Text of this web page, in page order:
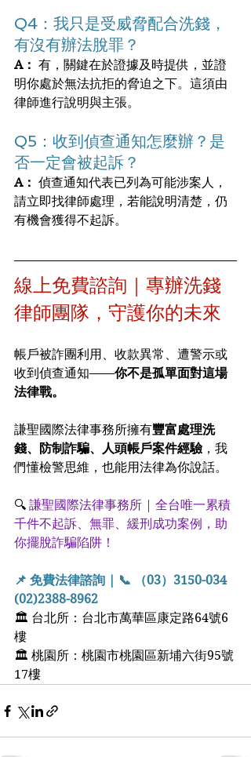
Q4：我只是受威脅配合洗錢，
有沒有辦法脫罪？
A： 有，關鍵在於證據及時提供，並證
明你處於無法抗拒的脅迫之下。這須由
律師進行說明與主張。
Q5：收到偵查通知怎麼辦？是
否一定會被起訴？
A： 偵查通知代表已列為可能涉案人，
請立即找律師處理，若能說明清楚，仍
有機會獲得不起訴。
線上免費諮詢｜專辦洗錢
律師團隊，守護你的未來
帳戶被詐團利用、收款異常、遭警示或
收到偵查通知——你不是孤單面對這場
法律戰。
謙聖國際法律事務所擁有豐富處理洗
錢、防制詐騙、人頭帳戶案件經驗，我
們懂檢警思維，也能用法律為你說話。
🔍 謙聖國際法律事務所 | 全台唯一累積
千件不起訴、無罪、緩刑成功案例，助
你擺脫詐騙陷阱！
📌 免費法律諮詢 | 📞 （03）3150-034
(02)2388-8962
🏛 台北所：台北市萬華區康定路64號6
樓
🏛 桃園所：桃園市桃園區新埔六街95號
17樓